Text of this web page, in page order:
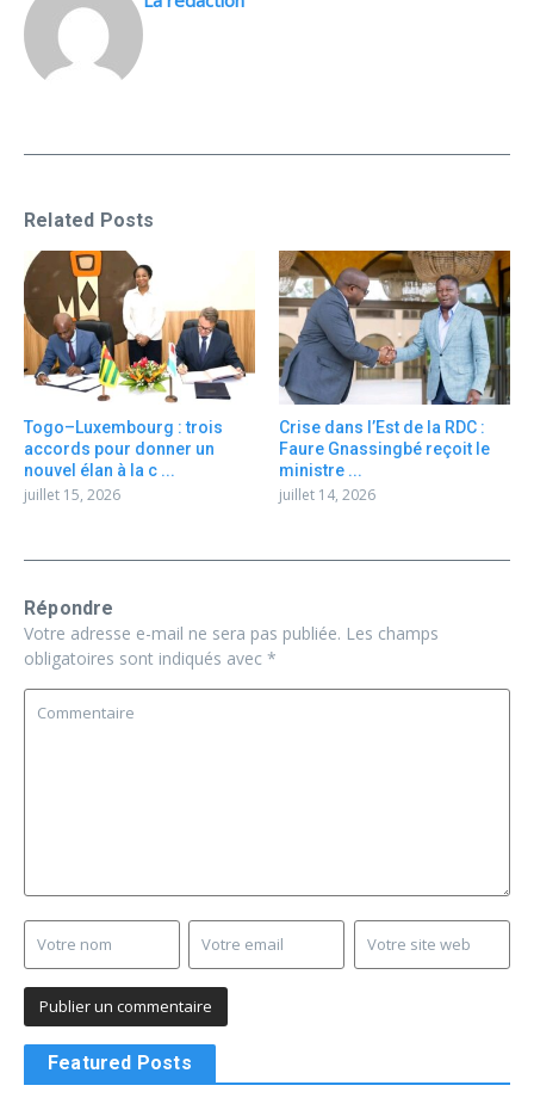
Related Posts
Togo–Luxembourg : trois
accords pour donner un
nouvel élan à la c ...
juillet 15, 2026
Crise dans l’Est de la RDC :
Faure Gnassingbé reçoit le
ministre ...
juillet 14, 2026
Répondre
Votre adresse e-mail ne sera pas publiée. Les champs
obligatoires sont indiqués avec *
Featured Posts